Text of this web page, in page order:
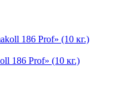
186 Prof» (10 кг.)